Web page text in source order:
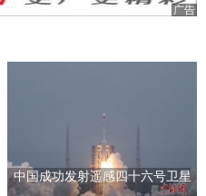
广告
中国成功发射遥感四十六号卫星